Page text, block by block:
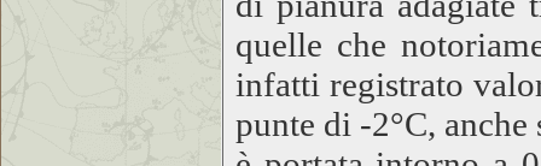
quelle che
infatti registrato
punte di -2°C,